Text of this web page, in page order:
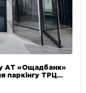
АТ «Ощадбанк»
паркінгу ТРЦ